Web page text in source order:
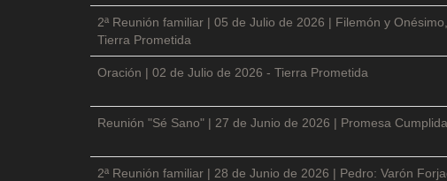
2ª Reunión familiar | 05 de Julio de 2026 | Filemón y
Tierra Prometida
Oración | 02 de Julio de 2026 - Tierra Prometida
Reunión "Sé Sano" | 27 de Junio de 2026 | Promesa
2ª Reunión familiar | 28 de Junio de 2026 | Pedro: Varón